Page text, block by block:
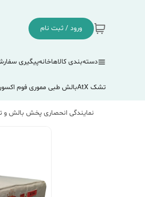
ورود / ثبت نام
دسته‌بندی کالاهاخانهپیگیری
تشک AtX بالش طبی مموری فوم
نمایندگی انحصاری پخش بالش